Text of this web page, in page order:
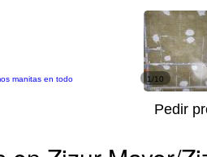
manitas en todo
1/10
Pedir